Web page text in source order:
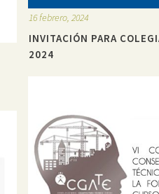
16 febrero, 2024
INVITACIÓN PARA
2024